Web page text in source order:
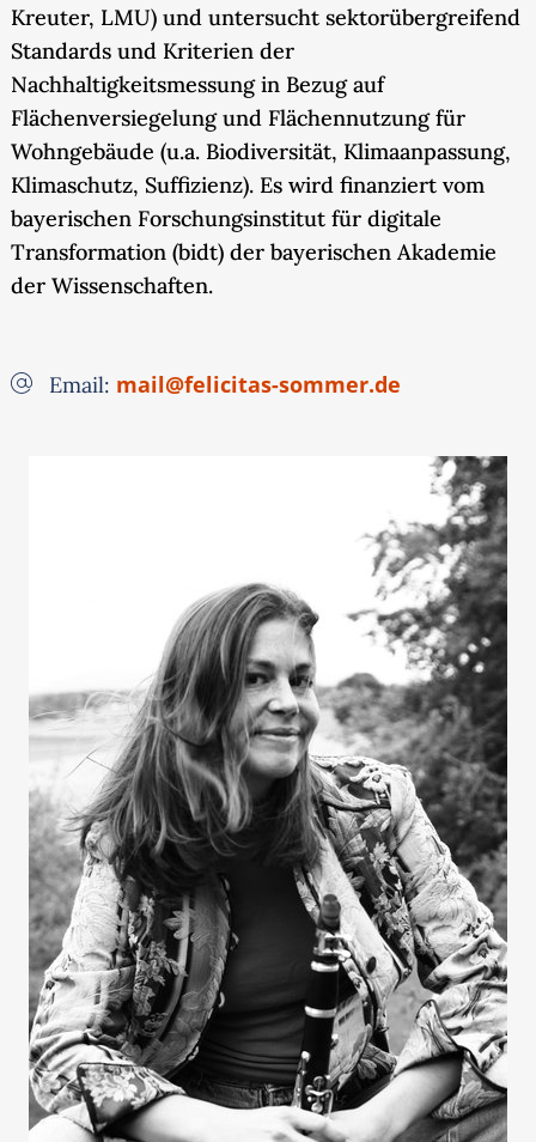
Kreuter, LMU) und untersucht sektorübergreifend
Standards und Kriterien der
Nachhaltigkeitsmessung in Bezug auf
Flächenversiegelung und Flächennutzung für
Wohngebäude (u.a. Biodiversität, Klimaanpassung,
Klimaschutz, Suffizienz). Es wird finanziert vom
bayerischen Forschungsinstitut für digitale
Transformation (bidt) der bayerischen Akademie
der Wissenschaften.
Email: mail@felicitas-sommer.de